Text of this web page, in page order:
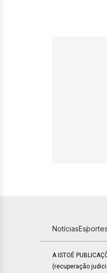
NotíciasEsportes
A ISTOÉ
(recuperação